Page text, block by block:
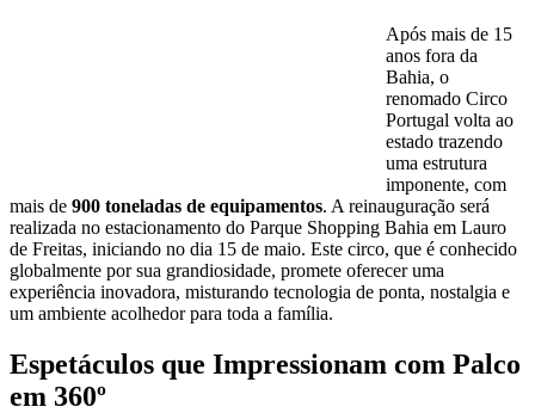
Após mais de 15
anos fora da
Bahia, o
renomado Circo
Portugal volta ao
estado trazendo
uma estrutura
imponente, com
mais de 900 toneladas de equipamentos. A reinauguração será
realizada no estacionamento do Parque Shopping Bahia em Lauro
de Freitas, iniciando no dia 15 de maio. Este circo, que é conhecido
globalmente por sua grandiosidade, promete oferecer uma
experiência inovadora, misturando tecnologia de ponta, nostalgia e
um ambiente acolhedor para toda a família.
Espetáculos que Impressionam com Palco
em 360º